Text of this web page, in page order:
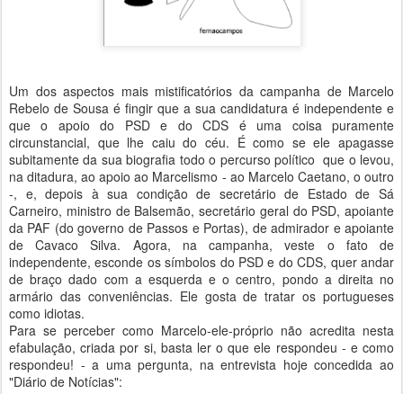
Um dos aspectos mais mistificatórios da campanha de Marcelo
Rebelo de Sousa é fingir que a sua candidatura é independente e
que o apoio do PSD e do CDS é uma coisa puramente
circunstancial, que lhe caiu do céu. É como se ele apagasse
subitamente da sua biografia todo o percurso político que o levou,
na ditadura, ao apoio ao Marcelismo - ao Marcelo Caetano, o outro
-, e, depois à sua condição de secretário de Estado de Sá
Carneiro, ministro de Balsemão, secretário geral do PSD, apoiante
da PAF (do governo de Passos e Portas), de admirador e apoiante
de Cavaco Silva. Agora, na campanha, veste o fato de
independente, esconde os símbolos do PSD e do CDS, quer andar
de braço dado com a esquerda e o centro, pondo a direita no
armário das conveniências. Ele gosta de tratar os portugueses
como idiotas.
Para se perceber como Marcelo-ele-próprio não acredita nesta
efabulação, criada por si, basta ler o que ele respondeu - e como
respondeu! - a uma pergunta, na entrevista hoje concedida ao
"Diário de Notícias":